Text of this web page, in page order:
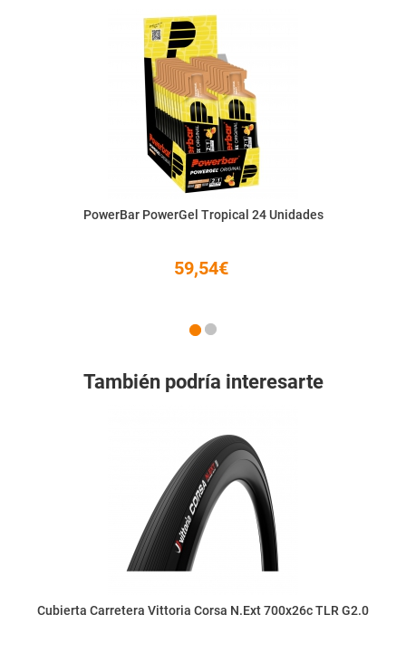
PowerBar PowerGel Tropical 24 Unidades
59,54€
También podría interesarte
Cubierta Carretera Vittoria Corsa N.Ext 700x26c TLR G2.0